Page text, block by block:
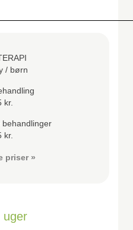
/ børn
kr.
kr.
priser »
uger